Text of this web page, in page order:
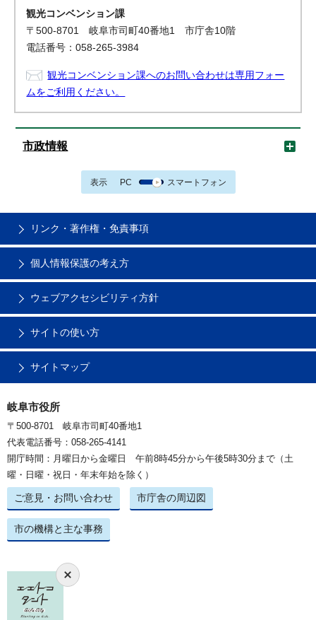
観光コンベンション課
〒500-8701 岐阜市司町40番地1 市庁舎10階
電話番号：058-265-3984
観光コンベンション課へのお問い合わせは専用フォー
ムをご利用ください。
市政情報
表示 PC スマートフォン
リンク・著作権・免責事項
個人情報保護の考え方
ウェブアクセシビリティ方針
サイトの使い方
サイトマップ
岐阜市役所
〒500-8701 岐阜市司町40番地1
代表電話番号：058-265-4141
開庁時間：月曜日から金曜日 午前8時45分から午後5時30分まで（土
曜・日曜・祝日・年末年始を除く）
ご意見・お問い合わせ 市庁舎の周辺図
市の機構と主な事務